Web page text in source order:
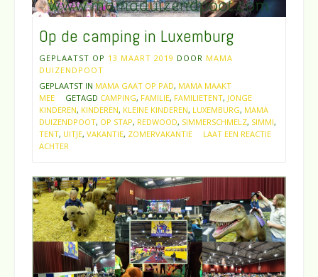
Op de camping in Luxemburg
GEPLAATST OP 13 MAART 2019 DOOR MAMA
DUIZENDPOOT
GEPLAATST IN MAMA GAAT OP PAD, MAMA MAAKT
MEE
GETAGD CAMPING, FAMILIE, FAMILIETENT, JONGE
KINDEREN, KINDEREN, KLEINE KINDEREN, LUXEMBURG, MAMA
DUIZENDPOOT, OP STAP, REDWOOD, SIMMERSCHMELZ, SIMMI,
TENT, UITJE, VAKANTIE, ZOMERVAKANTIE
LAAT EEN REACTIE
ACHTER